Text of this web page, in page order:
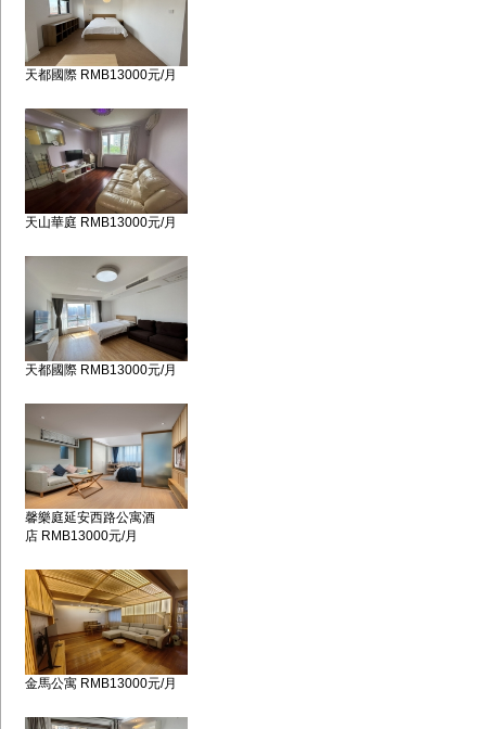
天都國際 RMB13000元/月
天山華庭 RMB13000元/月
天都國際 RMB13000元/月
馨樂庭延安西路公寓酒
店 RMB13000元/月
金馬公寓 RMB13000元/月